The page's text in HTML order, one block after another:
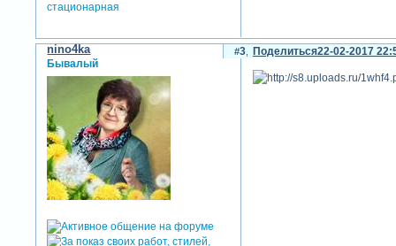
стационарная
Поделиться
3 22-02-2017
nino4ka
Бывалый